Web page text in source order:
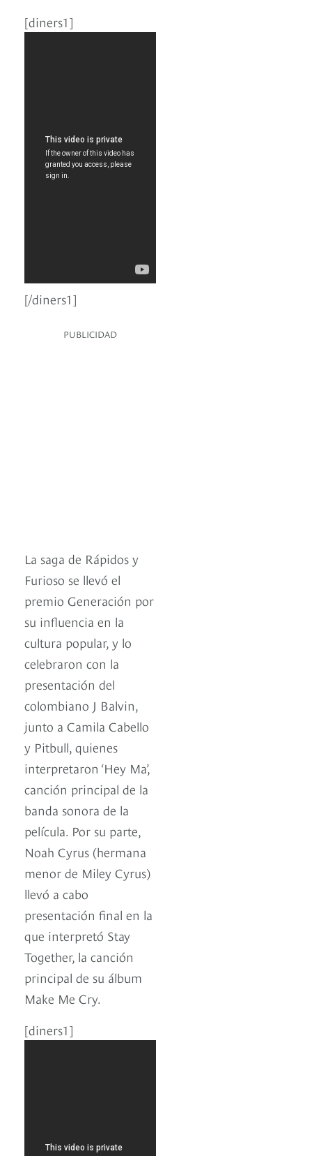
[diners1]
[/diners1]
PUBLICIDAD
La saga de Rápidos y
Furioso se llevó el
premio Generación por
su influencia en la
cultura popular, y lo
celebraron con la
presentación del
colombiano J Balvin,
junto a Camila Cabello
y Pitbull, quienes
interpretaron ‘Hey Ma’,
canción principal de la
banda sonora de la
película. Por su parte,
Noah Cyrus (hermana
menor de Miley Cyrus)
llevó a cabo
presentación final en la
que interpretó Stay
Together, la canción
principal de su álbum
Make Me Cry.
[diners1]